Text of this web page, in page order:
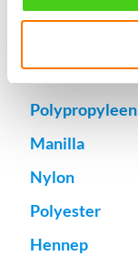
home
Gekleurd
Polypropyleen
Manilla
Nylon
Polyester
Hennep